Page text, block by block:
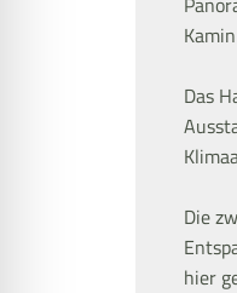
Das
Die
hier